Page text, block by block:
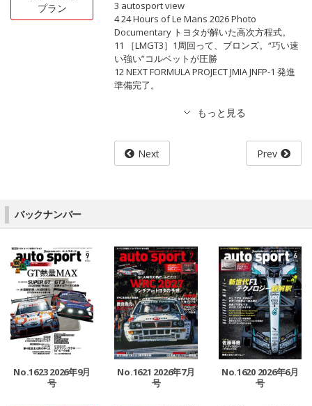
プラン
3 autosport view
4 24 Hours of Le Mans 2026 Photo
Documentary トヨタが解いた高次方程式。
11 ［LMGT3］1周回って、ブロンズ。“巧い速
い強い”コルベットが圧勝
12 NEXT FORMULA PROJECT JMIA JNFP-1 発進
準備完了。
Next Prev
バックナンバー
No.1623 2026年9月
号
No.1621 2026年7月
号
No.1620 2026年6月
号